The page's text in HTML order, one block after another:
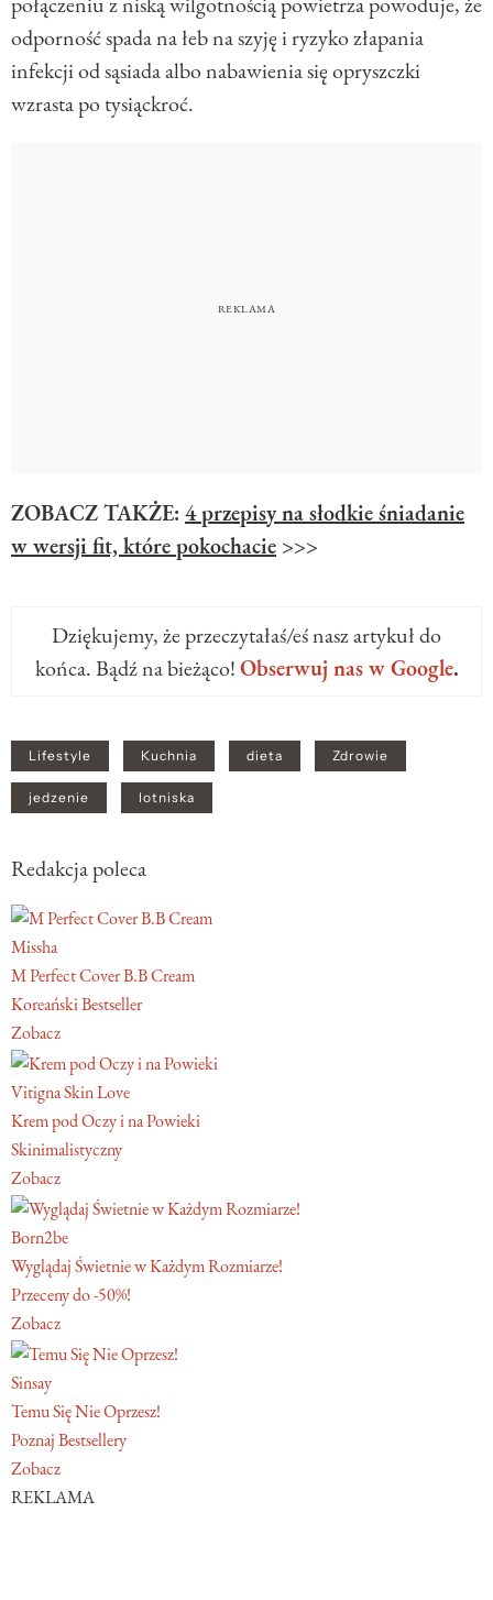
odporność spada na łeb na szyję i ryzyko złapania
infekcji od sąsiada albo nabawienia się opryszczki
wzrasta po tysiąckroć.
ZOBACZ TAKŻE: 4 przepisy na słodkie śniadanie
w wersji fit, które pokochacie >>>
Dziękujemy, że przeczytałaś/eś nasz artykuł do
końca. Bądź na bieżąco!Obserwuj nas w Google.
Lifestyle Kuchnia dieta Zdrowie
jedzenie lotniska
Redakcja poleca
Missha
M Perfect Cover B.B Cream
Koreański Bestseller
Zobacz
Vitigna Skin Love
Krem pod Oczy i na Powieki
Skinimalistyczny
Zobacz
Born2be
Wyglądaj Świetnie w Każdym Rozmiarze!
Przeceny do -50%!
Zobacz
Sinsay
Temu Się Nie Oprzesz!
Poznaj Bestsellery
Zobacz
REKLAMA